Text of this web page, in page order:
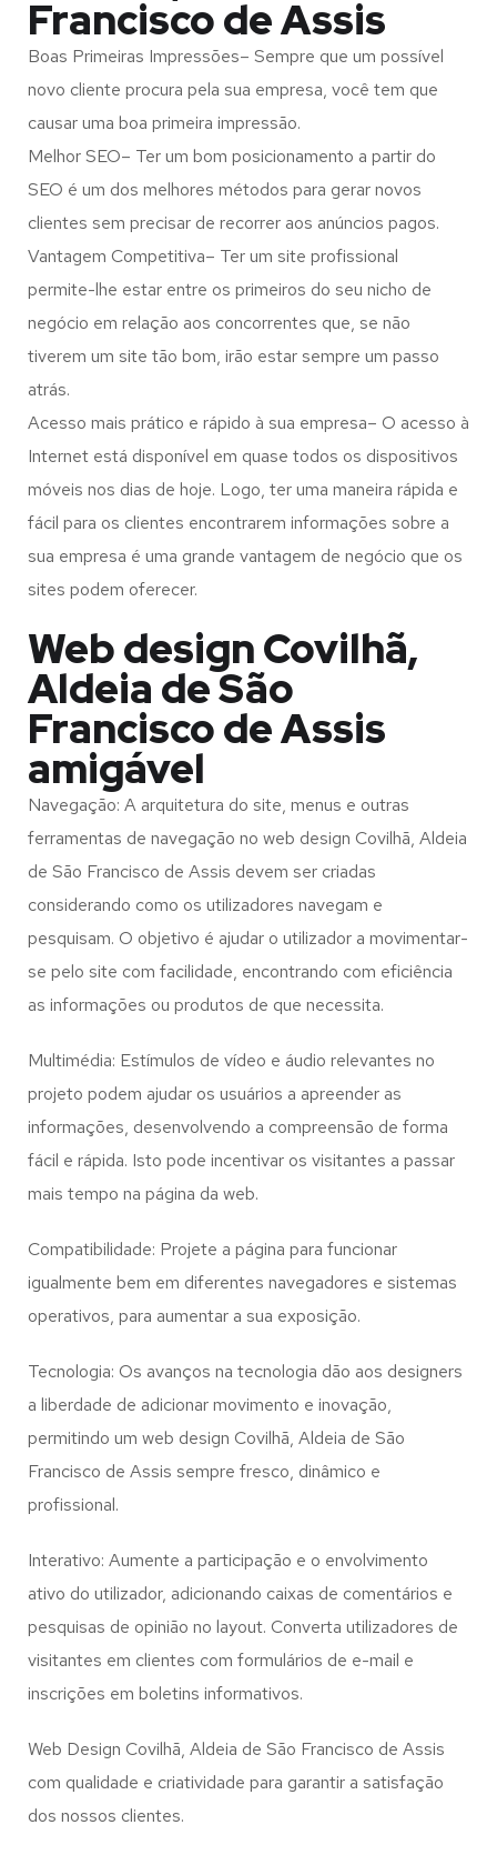
Francisco de Assis
Boas Primeiras Impressões– Sempre que um possível
novo cliente procura pela sua empresa, você tem que
causar uma boa primeira impressão.
Melhor SEO– Ter um bom posicionamento a partir do
SEO é um dos melhores métodos para gerar novos
clientes sem precisar de recorrer aos anúncios pagos.
Vantagem Competitiva– Ter um site profissional
permite-lhe estar entre os primeiros do seu nicho de
negócio em relação aos concorrentes que, se não
tiverem um site tão bom, irão estar sempre um passo
atrás.
Acesso mais prático e rápido à sua empresa– O acesso à
Internet está disponível em quase todos os dispositivos
móveis nos dias de hoje. Logo, ter uma maneira rápida e
fácil para os clientes encontrarem informações sobre a
sua empresa é uma grande vantagem de negócio que os
sites podem oferecer.
Web design Covilhã,
Aldeia de São
Francisco de Assis
amigável
Navegação: A arquitetura do site, menus e outras
ferramentas de navegação no web design Covilhã, Aldeia
de São Francisco de Assis devem ser criadas
considerando como os utilizadores navegam e
pesquisam. O objetivo é ajudar o utilizador a movimentar-
se pelo site com facilidade, encontrando com eficiência
as informações ou produtos de que necessita.
Multimédia: Estímulos de vídeo e áudio relevantes no
projeto podem ajudar os usuários a apreender as
informações, desenvolvendo a compreensão de forma
fácil e rápida. Isto pode incentivar os visitantes a passar
mais tempo na página da web.
Compatibilidade: Projete a página para funcionar
igualmente bem em diferentes navegadores e sistemas
operativos, para aumentar a sua exposição.
Tecnologia: Os avanços na tecnologia dão aos designers
a liberdade de adicionar movimento e inovação,
permitindo um web design Covilhã, Aldeia de São
Francisco de Assis sempre fresco, dinâmico e
profissional.
Interativo: Aumente a participação e o envolvimento
ativo do utilizador, adicionando caixas de comentários e
pesquisas de opinião no layout. Converta utilizadores de
visitantes em clientes com formulários de e-mail e
inscrições em boletins informativos.
Web Design Covilhã, Aldeia de São Francisco de Assis
com qualidade e criatividade para garantir a satisfação
dos nossos clientes.